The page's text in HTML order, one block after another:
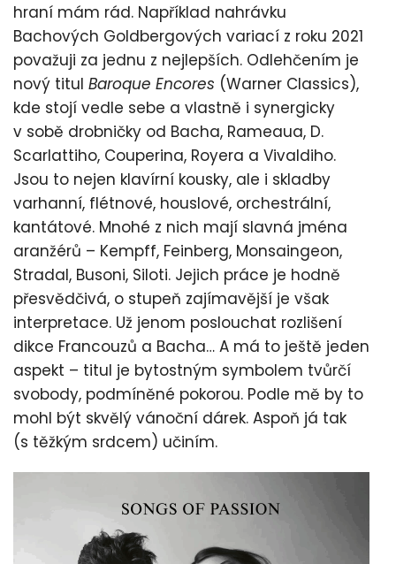
hraní mám rád. Například nahrávku
Bachových Goldbergových variací z roku 2021
považuji za jednu z nejlepších. Odlehčením je
nový titul Baroque Encores (Warner Classics),
kde stojí vedle sebe a vlastně i synergicky
v sobě drobničky od Bacha, Rameaua, D.
Scarlattiho, Couperina, Royera a Vivaldiho.
Jsou to nejen klavírní kousky, ale i skladby
varhanní, flétnové, houslové, orchestrální,
kantátové. Mnohé z nich mají slavná jména
aranžérů – Kempff, Feinberg, Monsaingeon,
Stradal, Busoni, Siloti. Jejich práce je hodně
přesvědčivá, o stupeň zajímavější je však
interpretace. Už jenom poslouchat rozlišení
dikce Francouzů a Bacha… A má to ještě jeden
aspekt – titul je bytostným symbolem tvůrčí
svobody, podmíněné pokorou. Podle mě by to
mohl být skvělý vánoční dárek. Aspoň já tak
(s těžkým srdcem) učiním.